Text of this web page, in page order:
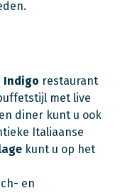
Indigo restaurant
met live
diner kunt u ook
Italiaanse
kunt u op het
en